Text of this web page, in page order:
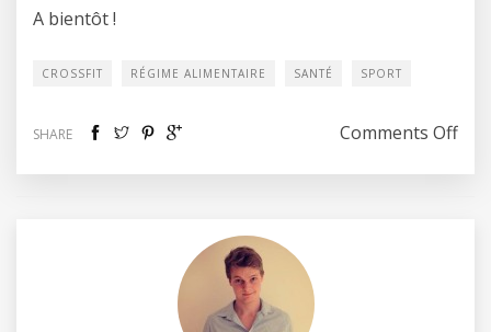
A bientôt !
CROSSFIT RÉGIME ALIMENTAIRE SANTÉ SPORT
SHARE Comments Offon